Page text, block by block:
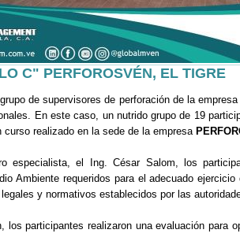
C" PERFOROSVÉN, EL TIGRE
de supervisores de perforación de la
En este caso, un nutrido grupo de 19
curso realizado en la sede de la empresa
especialista, el Ing. César Salom, los
Ambiente requeridos para el adecuado
y normativos establecidos por las
los participantes realizaron una evaluación para